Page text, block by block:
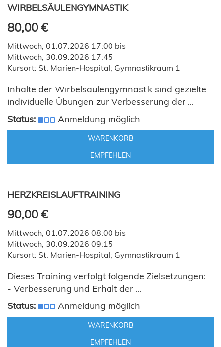
WIRBELSÄULENGYMNASTIK
80,00 €
Mittwoch, 01.07.2026 17:00 bis
Mittwoch, 30.09.2026 17:45
Kursort: St. Marien-Hospital; Gymnastikraum 1
Inhalte der Wirbelsäulengymnastik sind gezielte
individuelle Übungen zur Verbesserung der ...
Status:
Anmeldung möglich
WARENKORB
EMPFEHLEN
HERZKREISLAUFTRAINING
90,00 €
Mittwoch, 01.07.2026 08:00 bis
Mittwoch, 30.09.2026 09:15
Kursort: St. Marien-Hospital; Gymnastikraum 1
Dieses Training verfolgt folgende Zielsetzungen:
- Verbesserung und Erhalt der ...
Status:
Anmeldung möglich
WARENKORB
EMPFEHLEN